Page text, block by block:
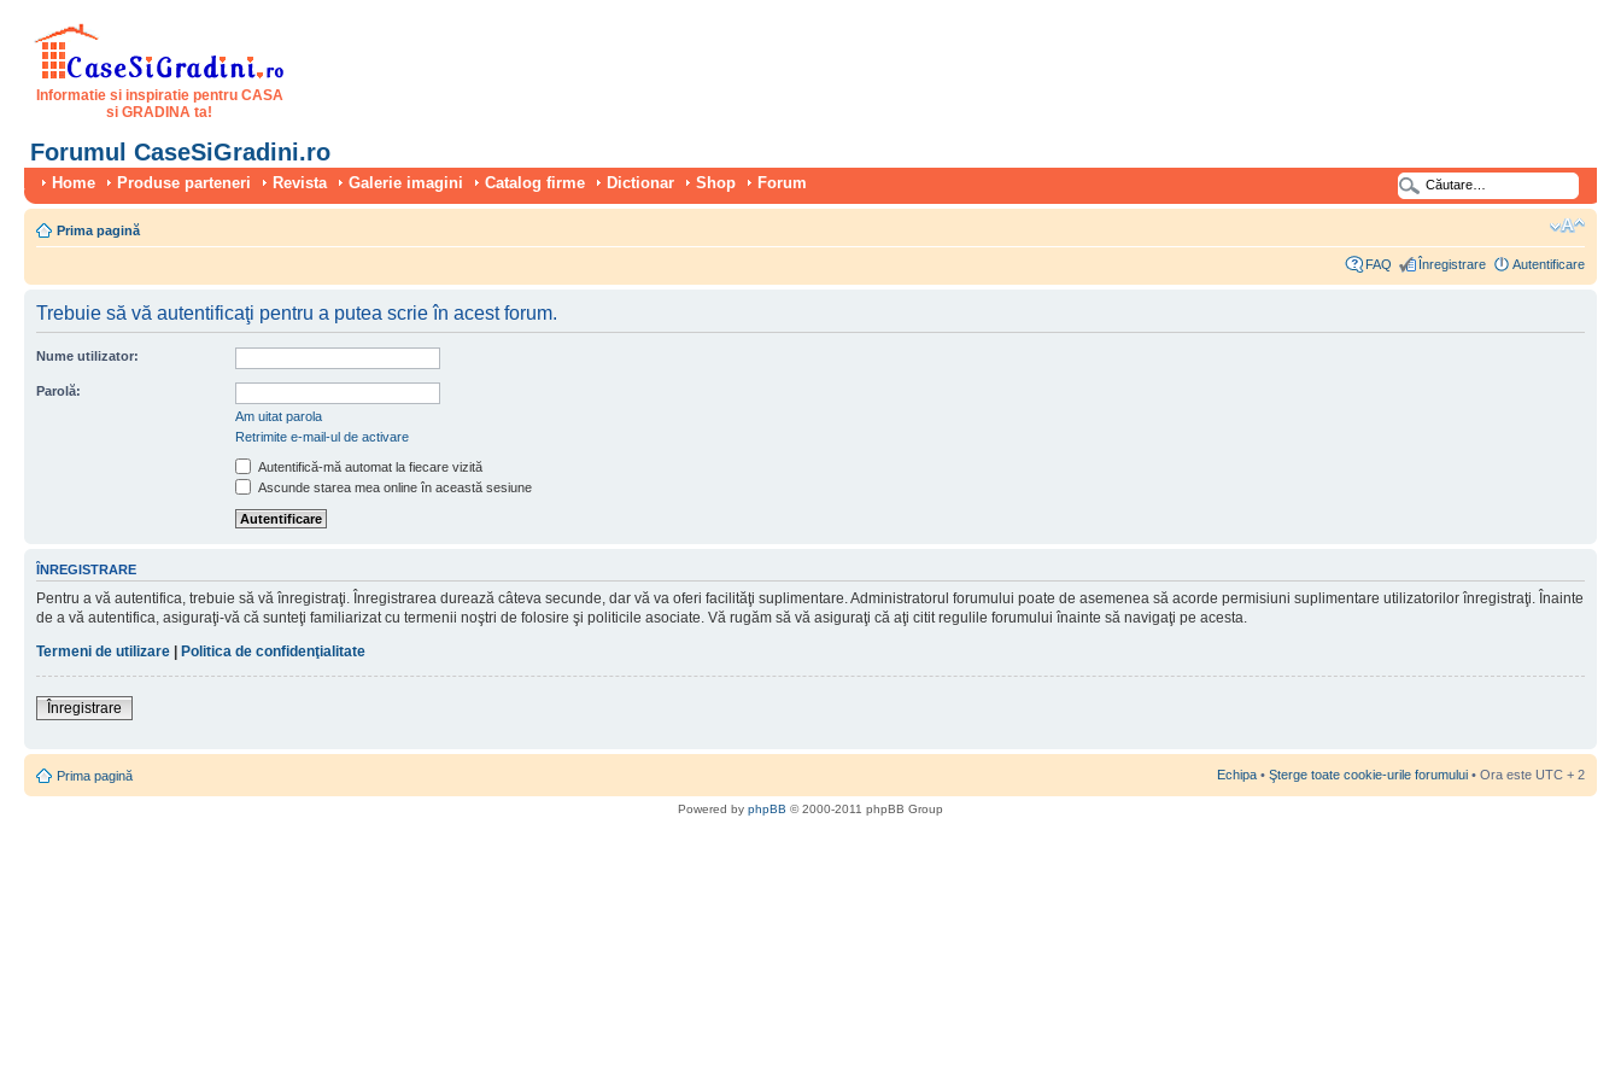
Informatie si inspiratie pentru CASA
si GRADINA ta!
Forumul CaseSiGradini.ro
Home Produse parteneri Revista Galerie imagini Catalog firme Dictionar Shop Forum
Prima pagină
FAQ Înregistrare Autentificare
Trebuie să vă autentificaţi pentru a putea scrie în acest forum.
Nume utilizator:
Parolă:
Am uitat parola
Retrimite e-mail-ul de activare
Autentifică-mă automat la fiecare vizită
Ascunde starea mea online în această sesiune
ÎNREGISTRARE
Pentru a vă autentifica, trebuie să vă înregistraţi. Înregistrarea durează câteva secunde, dar vă va oferi facilităţi suplimentare. Administratorul forumului poate de asemenea să acorde permisiuni suplimentare utilizatorilor înregistraţi. Înainte
de a vă autentifica, asiguraţi-vă că sunteţi familiarizat cu termenii noştri de folosire şi politicile asociate. Vă rugăm să vă asiguraţi că aţi citit regulile forumului înainte să navigaţi pe acesta.
Termeni de utilizare | Politica de confidenţialitate
Înregistrare
Prima pagină Echipa • Şterge toate cookie-urile forumului • Ora este UTC + 2
Powered by phpBB © 2000-2011 phpBB Group